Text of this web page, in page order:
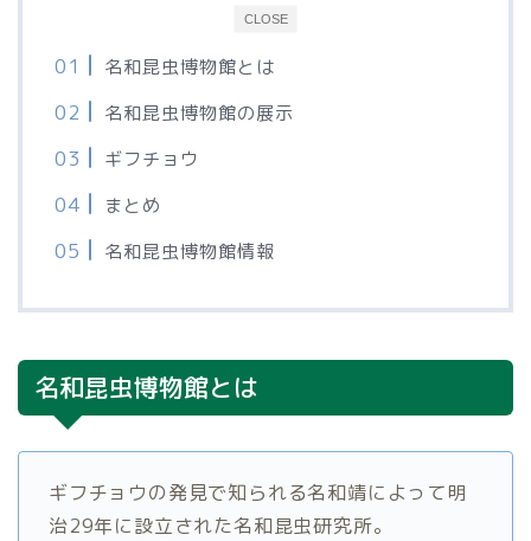
CLOSE
名和昆虫博物館とは
名和昆虫博物館の展示
ギフチョウ
まとめ
名和昆虫博物館情報
名和昆虫博物館とは
ギフチョウの発見で知られる名和靖によって明
治29年に設立された名和昆虫研究所。